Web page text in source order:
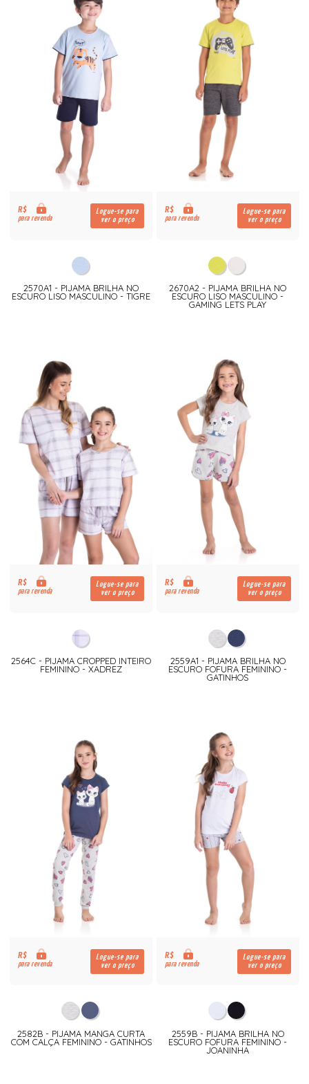
R$
para revenda
Logue-se para
ver o preço
2570A1 - PIJAMA BRILHA NO
ESCURO LISO MASCULINO - TIGRE
R$
para revenda
Logue-se para
ver o preço
2670A2 - PIJAMA BRILHA NO
ESCURO LISO MASCULINO -
GAMING LETS PLAY
R$
para revenda
Logue-se para
ver o preço
2564C - PIJAMA CROPPED INTEIRO
FEMININO - XADREZ
R$
para revenda
Logue-se para
ver o preço
2559A1 - PIJAMA BRILHA NO
ESCURO FOFURA FEMININO -
GATINHOS
R$
para revenda
Logue-se para
ver o preço
2582B - PIJAMA MANGA CURTA
COM CALÇA FEMININO - GATINHOS
R$
para revenda
Logue-se para
ver o preço
2559B - PIJAMA BRILHA NO
ESCURO FOFURA FEMININO -
JOANINHA